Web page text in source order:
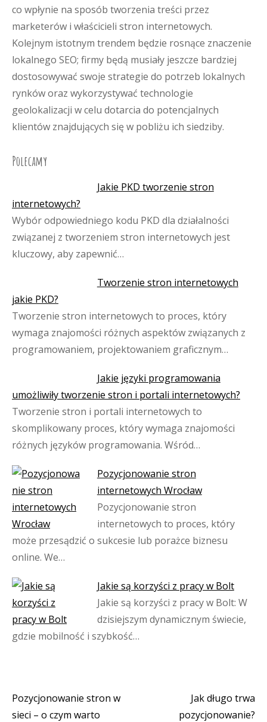
co wpłynie na sposób tworzenia treści przez
marketerów i właścicieli stron internetowych.
Kolejnym istotnym trendem będzie rosnące znaczenie
lokalnego SEO; firmy będą musiały jeszcze bardziej
dostosowywać swoje strategie do potrzeb lokalnych
rynków oraz wykorzystywać technologie
geolokalizacji w celu dotarcia do potencjalnych
klientów znajdujących się w pobliżu ich siedziby.
Polecamy
Jakie PKD tworzenie stron
internetowych?
Wybór odpowiedniego kodu PKD dla działalności
związanej z tworzeniem stron internetowych jest
kluczowy, aby zapewnić…
Tworzenie stron internetowych
jakie PKD?
Tworzenie stron internetowych to proces, który
wymaga znajomości różnych aspektów związanych z
programowaniem, projektowaniem graficznym…
Jakie języki programowania
umożliwiły tworzenie stron i portali internetowych?
Tworzenie stron i portali internetowych to
skomplikowany proces, który wymaga znajomości
różnych języków programowania. Wśród…
Pozycjonowanie stron
internetowych Wrocław
Pozycjonowanie stron
internetowych to proces, który
może przesądzić o sukcesie lub porażce biznesu
online. We…
Jakie są korzyści z pracy w Bolt
Jakie są korzyści z pracy w Bolt: W
dzisiejszym dynamicznym świecie,
gdzie mobilność i szybkość…
Nawigacja
Pozycjonowanie stron w
sieci – o czym warto
Jak długo trwa
pozycjonowanie?